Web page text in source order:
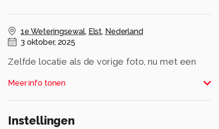
1e Weteringsewal, Elst, Nederland
3 oktober, 2025
Zelfde locatie als de vorige foto, nu met een
Was mooi van de week, zeker vroeg in de
ochtend.
Fijn weekend.
Meer info tonen
Instellingen